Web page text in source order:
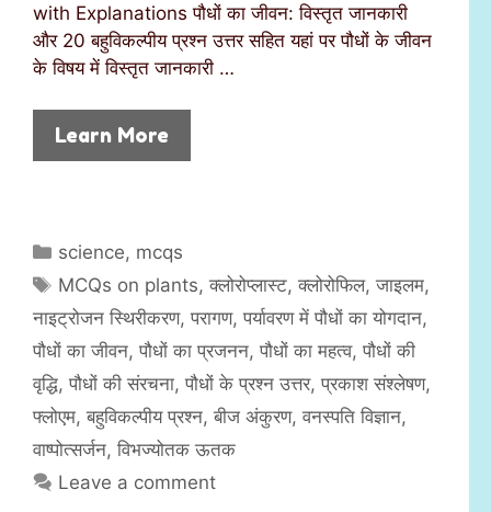
with Explanations पौधों का जीवन: विस्तृत जानकारी
और 20 बहुविकल्पीय प्रश्न उत्तर सहित यहां पर पौधों के जीवन
के विषय में विस्तृत जानकारी …
Learn More
C
a
e
g
o
r
i
s
science, mcqs
T
a
g
s
MCQs on plants,क्लोरोप्लास्ट,क्लोरोफिल,जाइलम,
नाइट्रोजन स्थिरीकरण, परागण, पर्यावरण में पौधों का योगदान,
पौधों का जीवन, पौधों का प्रजनन, पौधों का महत्व, पौधों की
वृद्धि, पौधों की संरचना, पौधों के प्रश्न उत्तर, प्रकाश संश्लेषण,
फ्लोएम, बहुविकल्पीय प्रश्न, बीज अंकुरण, वनस्पति विज्ञान,
वाष्पोत्सर्जन, विभज्योतक ऊतक
Leave a comment